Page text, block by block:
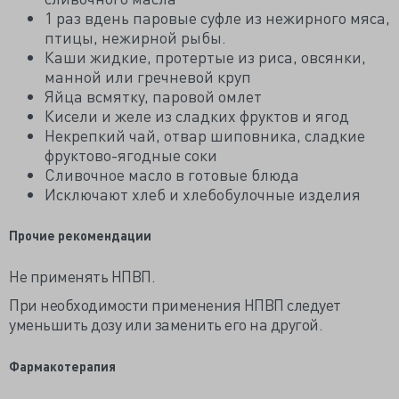
1 раз вдень паровые суфле из нежирного мяса,
птицы, нежирной рыбы.
Каши жидкие, протертые из риса, овсянки,
манной или гречневой круп
Яйца всмятку, паровой омлет
Кисели и желе из сладких фруктов и ягод
Некрепкий чай, отвар шиповника, сладкие
фруктово-ягодные соки
Сливочное масло в готовые блюда
Исключают хлеб и хлебобулочные изделия
Прочие рекомендации
Не применять НПВП.
При необходимости применения НПВП следует
уменьшить дозу или заменить его на другой.
Фармакотерапия